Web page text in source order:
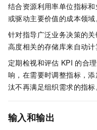
结合资源利用率单位指标
或驱动主要价值的成本领域
针对指导广泛业务决策的
高度相关的存储库来自动计
定期检视和评估 KPI 的合
响，在需要时调整指标，
汰不再满足组织需求的指标
输入和输出